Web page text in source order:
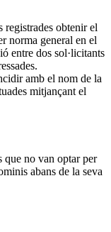
registrades obtenir el
norma general en el
entre dos sol·licitants
amb el nom de la
mitjançant el
que no van optar per
abans de la seva